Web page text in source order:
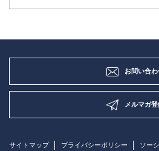
お問い合
メルマガ
サイトマップ プライバシーポリシー ソー